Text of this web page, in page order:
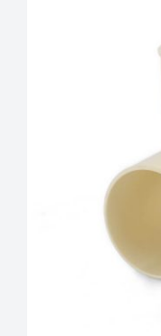
Plastigama